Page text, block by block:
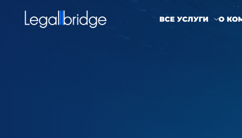
ВСЕ УСЛУГИ О